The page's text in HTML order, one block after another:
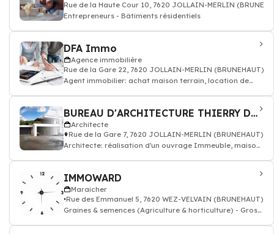
Rue de la Haute Cour 10, 7620 JOLLAIN-MERLIN
Entrepreneurs - Bâtiments résidentiels
DFA Immo
Agence immobilière
Rue de la Gare 22, 7620 JOLLAIN-MERLIN (BRUNEHAUT)
Agent immobilier: achat maison terrain, location de
BUREAU D'ARCHITECTURE THIERRY DUHEM
Architecte
Rue de la Gare 7, 7620 JOLLAIN-MERLIN (BRUNEHAUT)
Architecte: réalisation d'un ouvrage Immeuble, maison
IMMOWARD
Maraîcher
Rue des Emmanuel 5, 7620 WEZ-VELVAIN (BRUNEHAUT)
Graines & semences (Agriculture & horticulture) - Gross.